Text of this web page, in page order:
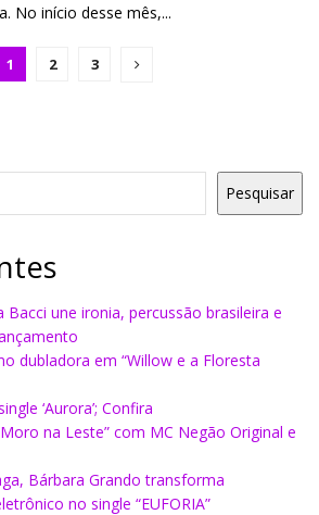
No início desse mês,...
1 2 3
Pesquisar
Bacci une ironia, percussão brasileira e
dubladora em “Willow e a Floresta
‘Aurora’; Confira
na Leste” com MC Negão Original e
Bárbara Grando transforma
no single “EUFORIA”